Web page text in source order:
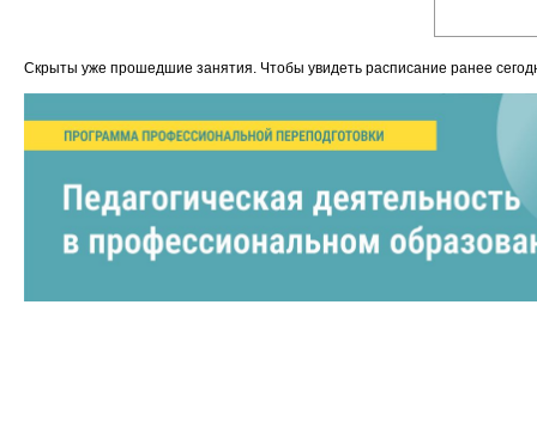
Скрыты уже прошедшие занятия. Чтобы увидеть расписание ранее